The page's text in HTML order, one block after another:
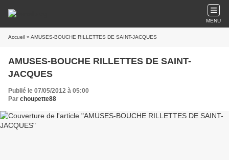
MENU
Accueil » AMUSES-BOUCHE RILLETTES DE SAINT-JACQUES
AMUSES-BOUCHE RILLETTES DE SAINT-
JACQUES
Publié le 07/05/2012 à 05:00
Par choupette88